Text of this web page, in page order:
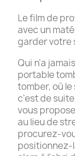
Le film de
avec un
garder votre
Qui n'a
portable
tomber, où
c'est de
vous
au lieu de
procurez-
positionnez-